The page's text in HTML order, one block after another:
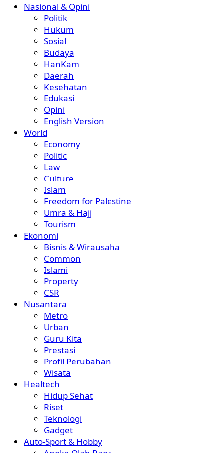
Nasional & Opini
Politik
Hukum
Sosial
Budaya
HanKam
Daerah
Kesehatan
Edukasi
Opini
English Version
World
Economy
Politic
Law
Culture
Islam
Freedom for Palestine
Umra & Hajj
Tourism
Ekonomi
Bisnis & Wirausaha
Common
Islami
Property
CSR
Nusantara
Metro
Urban
Guru Kita
Prestasi
Profil Perubahan
Wisata
Healtech
Hidup Sehat
Riset
Teknologi
Gadget
Auto-Sport & Hobby